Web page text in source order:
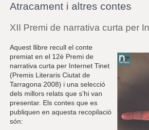
aquí
Atracament i altres contes
XII Premi de narrativa curta per
Aquest llibre recull el conte
premiat en el 12è Premi de
narrativa curta per Internet Tinet
(Premis Literaris Ciutat de
Tarragona 2008) i una selecció
dels millors relats que s’hi van
presentar. Els contes que es
publiquen en aquesta recopilació
són: